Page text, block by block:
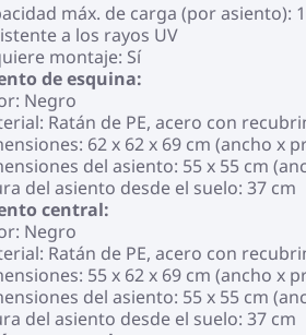
máx. de carga (por asiento):
a los rayos UV
montaje: Sí
de esquina:
Negro
Ratán de PE, acero con
62 x 62 x 69 cm (ancho x
del asiento: 55 x 55 cm
del asiento desde el suelo: 37 cm
central:
Negro
Ratán de PE, acero con
55 x 62 x 69 cm (ancho x
del asiento: 55 x 55 cm
del asiento desde el suelo: 37 cm